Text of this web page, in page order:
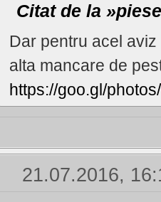
Citat de la
Dar pentru acel
alta mancare de
https://goo.gl/
21.07.2016,